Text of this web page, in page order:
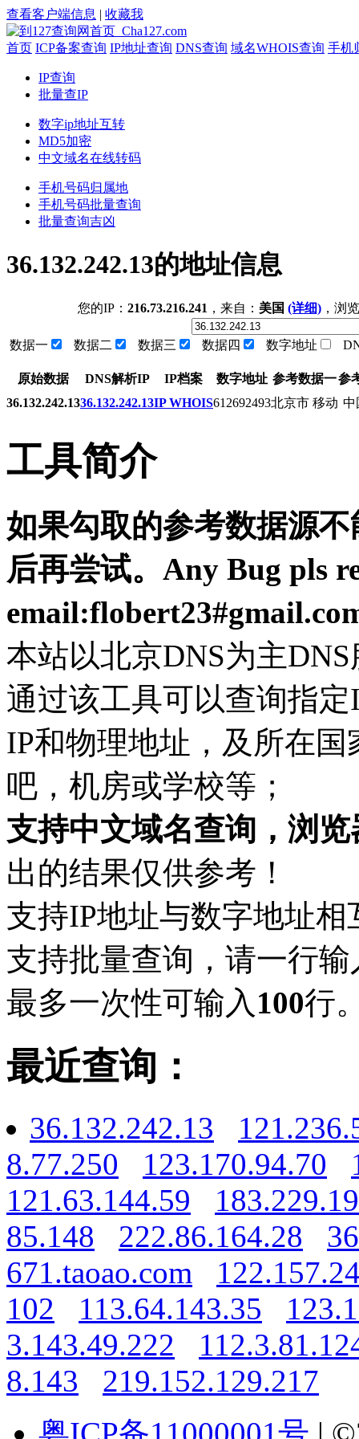
查看客户端信息 | 收藏我
首页 ICP备案查询 IP地址查询 DNS查询 域名WHOIS查询 手机
IP查询
批量查IP
数字ip地址互转
MD5加密
中文域名在线转码
手机号码归属地
手机号码批量查询
批量查询吉凶
36.132.242.13的地址信息
您的IP： 216.73.216.241 ，来自： 美国 (详细) ，浏
数据一 数据二 数据三 数据四 数字地址
原始数据 DNS解析IP IP档案 数字地址 参考数据一参
36.132.242.1336.132.242.13IP WHOIS612692493北京市 移动 中
工具简介
如果勾取的参考数据源
后再尝试。Any Bug pls
本站以北京DNS为主
通过该工具可以查询指
IP和物理地址，及所在
吧，机房或学校等；
支持中文域名查询，浏
出的结果仅供参考！
支持IP地址与数字地址相
支持批量查询，请一行
最多一次性可输入 100行
最近查询：
36.132.242.13
8.77.250
123.170.94.70
121.63.144.59
85.148
222.86.164.28
671.taoao.com
102
113.64.143.35
3.143.49.222
8.143
219.152.129.217